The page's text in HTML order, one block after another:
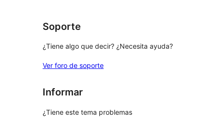
Soporte
¿Tiene algo que decir? ¿Necesita ayuda?
Ver foro de soporte
Informar
¿Tiene este tema problemas